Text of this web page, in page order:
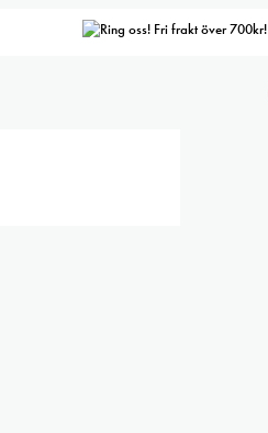
Fri frakt över 700kr!